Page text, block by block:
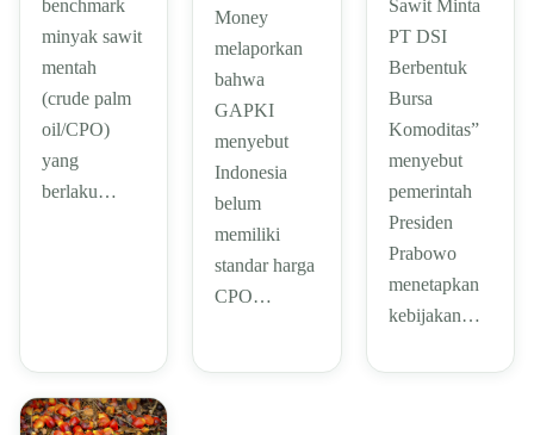
benchmark
minyak sawit
mentah
(crude palm
oil/CPO)
yang
berlaku…
Money
melaporkan
bahwa
GAPKI
menyebut
Indonesia
belum
memiliki
standar harga
CPO…
Sawit Minta
PT DSI
Berbentuk
Bursa
Komoditas”
menyebut
pemerintah
Presiden
Prabowo
menetapkan
kebijakan…